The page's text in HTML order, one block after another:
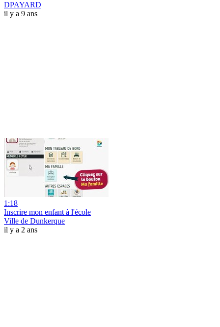
DPAYARD
il y a 9 ans
1:18
Inscrire mon enfant à l'école
Ville de Dunkerque
il y a 2 ans